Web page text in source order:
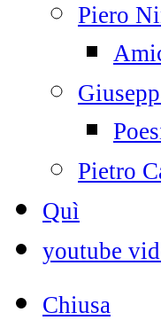
Piero
Pietro
Quì
youtube
Chiusa